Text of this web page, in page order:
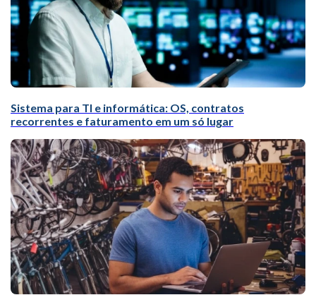
Sistema para TI e informática: OS, contratos
recorrentes e faturamento em um só lugar